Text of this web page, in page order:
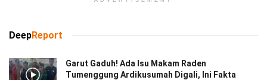
DeepReport
Garut Gaduh! Ada Isu Makam Raden
Tumenggung Ardikusumah Digali, Ini Fakta